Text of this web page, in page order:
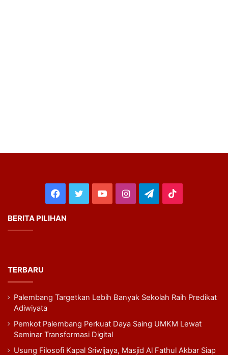
Facebook
TwitterYouTubeInstagram
Telegram
BERITA PILIHAN
TERBARU
Palembang Targetkan Lebih Banyak Sekolah Raih Predikat
Adiwiyata
Pemkot Palembang Perkuat Daya Saing UMKM Lewat
Seminar Transformasi Digital
Usung Filosofi Kapal Sriwijaya, Masjid Al Fathul Akbar Siap